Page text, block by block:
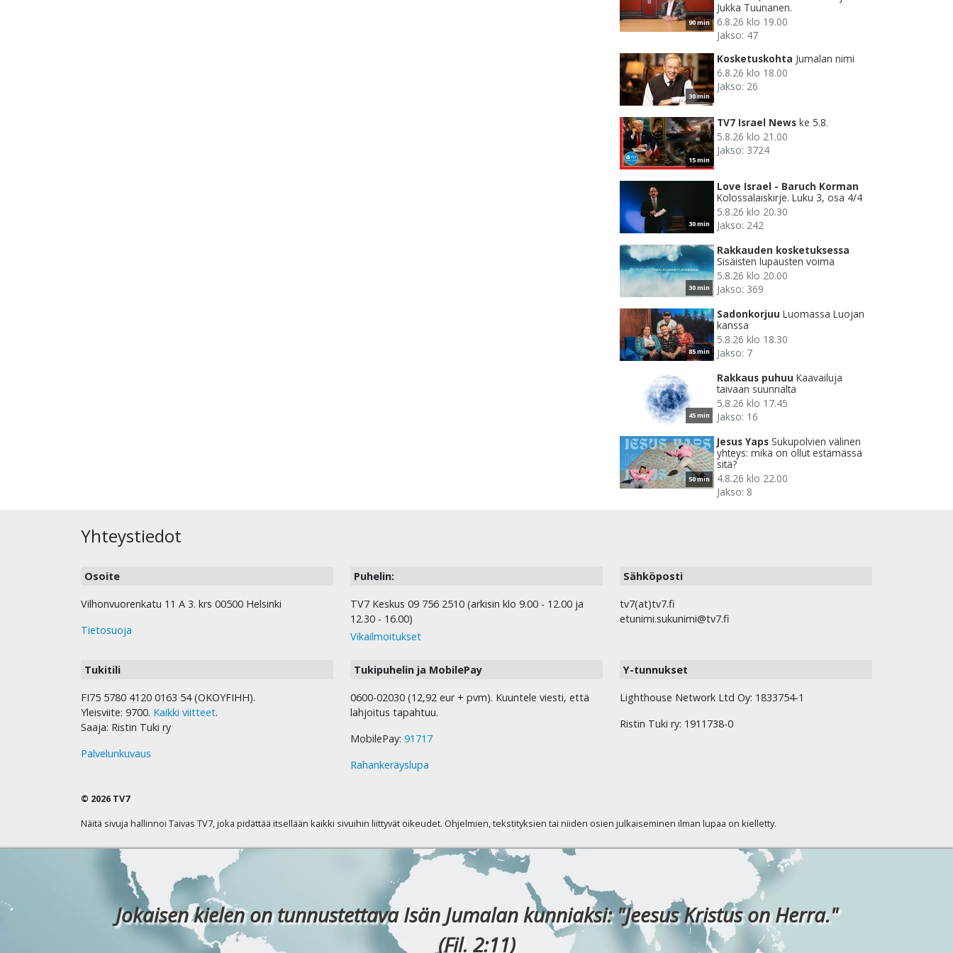
90 min
Jukka Tuunanen.
6.8.26 klo 19.00
Jakso: 47
30 min
Kosketuskohta Jumalan nimi
6.8.26 klo 18.00
Jakso: 26
15 min
TV7 Israel News ke 5.8.
5.8.26 klo 21.00
Jakso: 3724
30 min
Love Israel - Baruch Korman
Kolossalaiskirje. Luku 3, osa 4/4
5.8.26 klo 20.30
Jakso: 242
30 min
Rakkauden kosketuksessa
Sisäisten lupausten voima
5.8.26 klo 20.00
Jakso: 369
85 min
Sadonkorjuu Luomassa Luojan
kanssa
5.8.26 klo 18.30
Jakso: 7
45 min
Rakkaus puhuu Kaavailuja
taivaan suunnalta
5.8.26 klo 17.45
Jakso: 16
50 min
Jesus Yaps Sukupolvien välinen
yhteys: mikä on ollut estämässä
sitä?
4.8.26 klo 22.00
Jakso: 8
Yhteystiedot
Osoite
Vilhonvuorenkatu 11 A 3. krs 00500 Helsinki
Tietosuoja
Puhelin:
TV7 Keskus 09 756 2510 (arkisin klo 9.00 - 12.00 ja
12.30 - 16.00)
Vikailmoitukset
Sähköposti
tv7(at)tv7.fi
etunimi.sukunimi@tv7.fi
Tukitili
FI75 5780 4120 0163 54 (OKOYFIHH).
Yleisviite: 9700. Kaikki viitteet.
Saaja: Ristin Tuki ry
Palvelunkuvaus
Tukipuhelin ja MobilePay
0600-02030 (12,92 eur + pvm). Kuuntele viesti, että
lahjoitus tapahtuu.
MobilePay: 91717
Rahankeräyslupa
Y-tunnukset
Lighthouse Network Ltd Oy: 1833754-1
Ristin Tuki ry: 1911738-0
© 2026 TV7
Näitä sivuja hallinnoi Taivas TV7, joka pidättää itsellään kaikki sivuihin liittyvät oikeudet. Ohjelmien, tekstityksien tai niiden osien julkaiseminen ilman lupaa on kielletty.
Jokaisen kielen on tunnustettava Isän Jumalan kunniaksi: "Jeesus Kristus on Herra."
(Fil. 2:11)